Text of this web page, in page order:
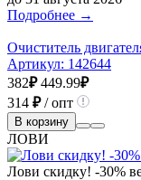
Подробнее →
Очиститель
Артикул: 142644
382₽ 449.99₽
314 ₽/ опт
В корзину
ЛОВИ
Лови скидку! -30%